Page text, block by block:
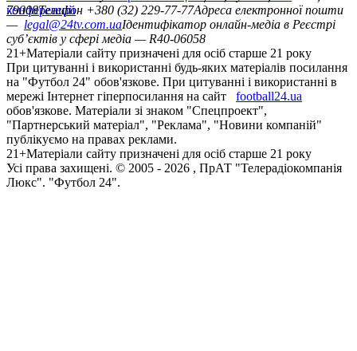
конференцій
79008Телефон +380 (32) 229-77-77Адреса електронної пошти
— legal@24tv.com.uaІдентифікатор онлайн-медіа в Реєстрі
суб’єктів у сфері медіа — R40-06058
21+Матеріали сайту призначені для осіб старше 21 року
При цитуванні і використанні будь-яких матеріалів посилання
на "Футбол 24" обов'язкове. При цитуванні і використанні в
мережі Інтернет гіперпосилання на сайт
football24.ua
обов'язкове. Матеріали зі знаком "Спецпроект",
"Партнерський матеріал", "Реклама", "Новини компаній"
публікуємо на правах реклами.
21+Матеріали сайту призначені для осіб старше 21 року
Усi права захищенi. © 2005 - 2026 , ПрАТ "Телерадіокомпанія
Люкс". "Футбол 24".